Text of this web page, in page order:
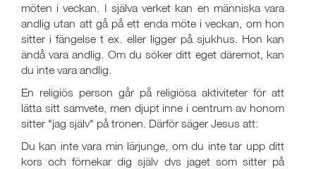
möten i veckan. I själva verket kan en människa vara
andlig utan att gå på ett enda möte i veckan, om hon
sitter i fängelse t ex. eller ligger på sjukhus. Hon kan
ändå vara andlig. Om du söker ditt eget däremot, kan
du inte vara andlig.
En religiös person går på religiösa aktiviteter för att
lätta sitt samvete, men djupt inne i centrum av honom
sitter "jag själv" på tronen. Därför säger Jesus att:
Du kan inte vara min lärjunge, om du inte tar upp ditt
kors och förnekar dig själv dvs jaget som sitter på